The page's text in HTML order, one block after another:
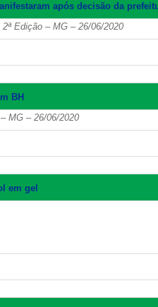
após decisão da
Edição – MG – 26/06/2020
BH
MG – 26/06/2020
em gel